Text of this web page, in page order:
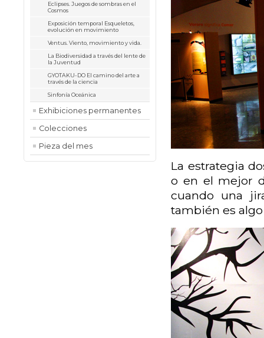
Eclipses. Juegos de sombras en el
Cosmos
Exposición temporal Esqueletos,
evolución en movimiento
Ventus. Viento, movimiento y vida.
La Biodiversidad a través del lente de
la Juventud
GYOTAKU-DO El camino del arte a
través de la ciencia
Sinfonía Oceánica
Exhibiciones permanentes
Colecciones
Pieza del mes
La estrategia
o en el mejor
cuando una
también es